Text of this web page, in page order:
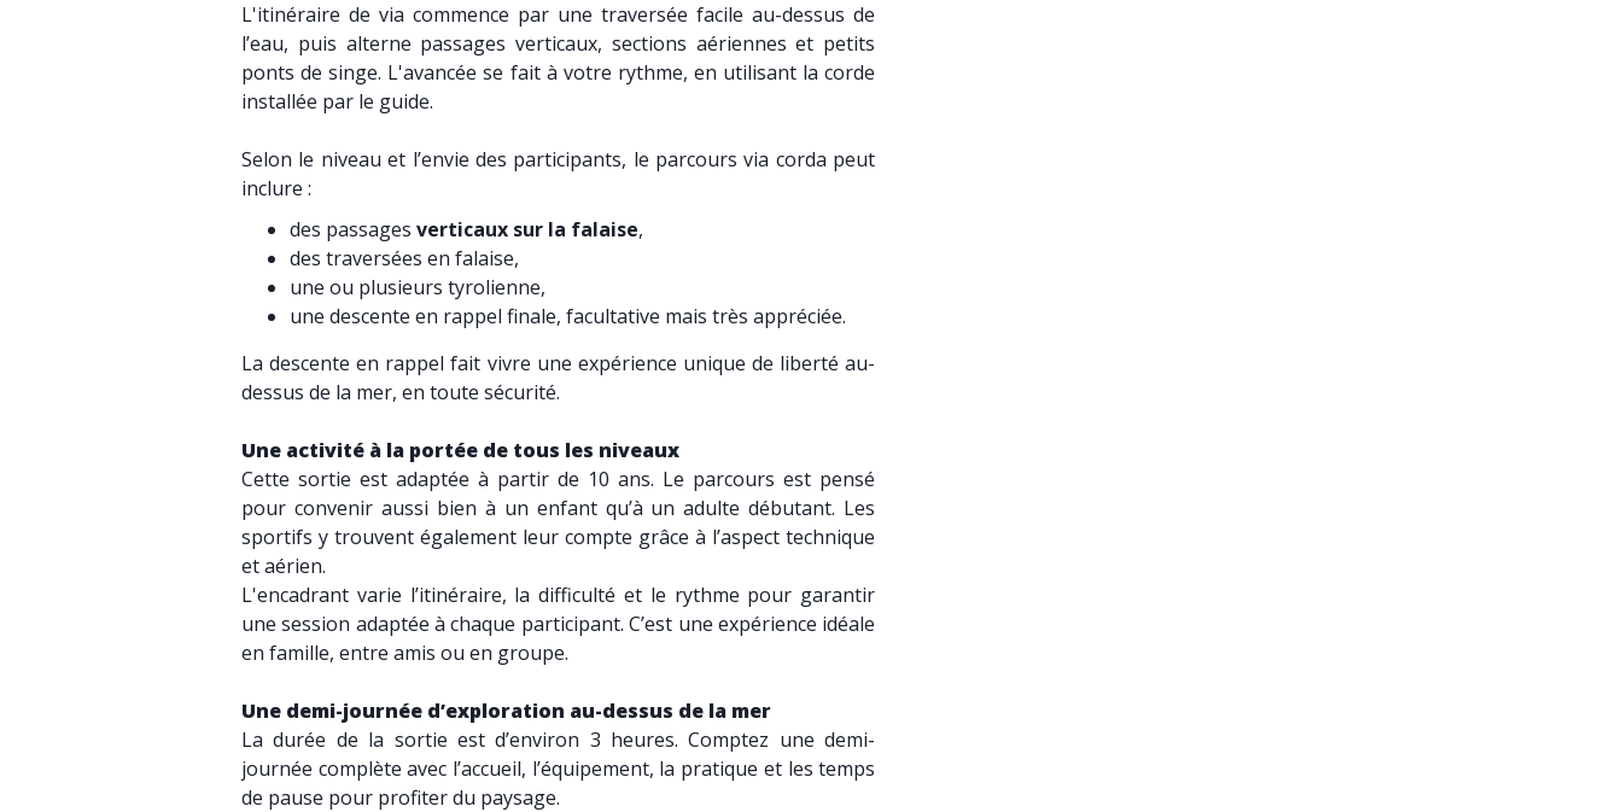
L'itinéraire de via commence par une traversée facile au-dessus de
l’eau, puis alterne passages verticaux, sections aériennes et petits
ponts de singe. L'avancée se fait à votre rythme, en utilisant la corde
installée par le guide.
Selon le niveau et l’envie des participants, le parcours via corda peut
inclure :
des passages verticaux sur la falaise,
des traversées en falaise,
une ou plusieurs tyrolienne,
une descente en rappel finale, facultative mais très appréciée.
La descente en rappel fait vivre une expérience unique de liberté au-
dessus de la mer, en toute sécurité.
Une activité à la portée de tous les niveaux
Cette sortie est adaptée à partir de 10 ans. Le parcours est pensé
pour convenir aussi bien à un enfant qu’à un adulte débutant. Les
sportifs y trouvent également leur compte grâce à l’aspect technique
et aérien.
L'encadrant varie l’itinéraire, la difficulté et le rythme pour garantir
une session adaptée à chaque participant. C’est une expérience idéale
en famille, entre amis ou en groupe.
Une demi-journée d’exploration au-dessus de la mer
La durée de la sortie est d’environ 3 heures. Comptez une demi-
journée complète avec l’accueil, l’équipement, la pratique et les temps
de pause pour profiter du paysage.